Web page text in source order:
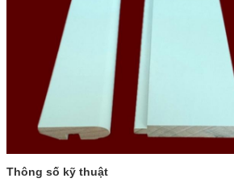
Thông số kỹ thuật